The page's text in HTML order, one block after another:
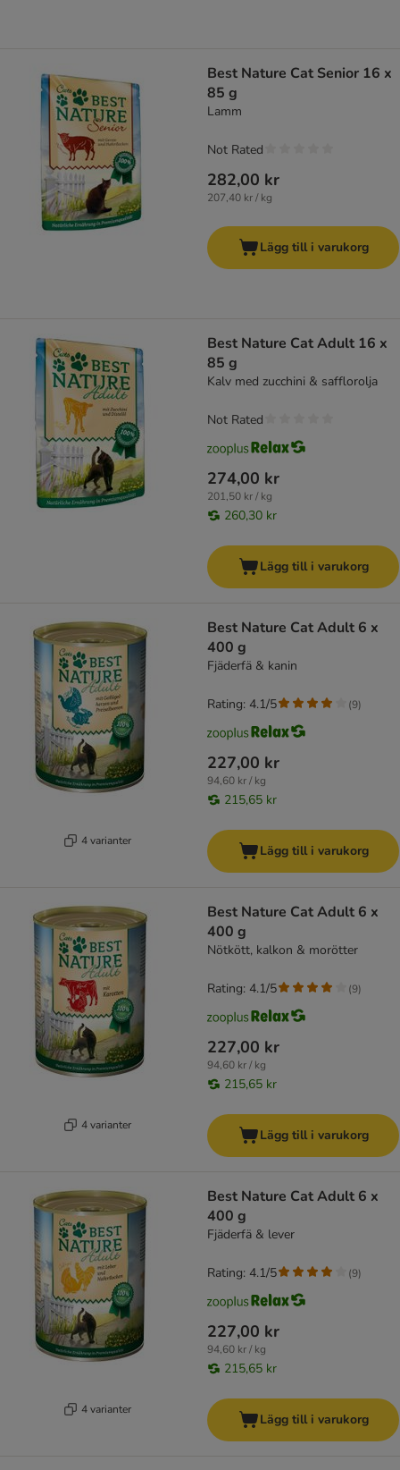
Best Nature Cat Senior 16 x
85 g
Lamm
282,00 kr
207,40 kr / kg
Not Rated
Lägg till i varukorg
Best Nature Cat Adult 16 x
85 g
Kalv med zucchini & safflorolja
274,00 kr
201,50 kr / kg
260,30 kr
Not Rated
Lägg till i varukorg
4 varianter
Best Nature Cat Adult 6 x
400 g
Fjäderfä & kanin
227,00 kr
94,60 kr / kg
215,65 kr
Rating: 4.1/5 (9)
Lägg till i varukorg
4 varianter
Best Nature Cat Adult 6 x
400 g
Nötkött, kalkon & morötter
227,00 kr
94,60 kr / kg
215,65 kr
Rating: 4.1/5 (9)
Lägg till i varukorg
4 varianter
Best Nature Cat Adult 6 x
400 g
Fjäderfä & lever
227,00 kr
94,60 kr / kg
215,65 kr
Rating: 4.1/5 (9)
Lägg till i varukorg